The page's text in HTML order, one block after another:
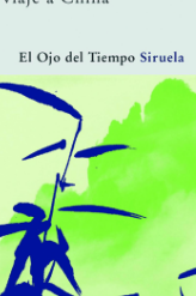
CONFIGURACIÓN